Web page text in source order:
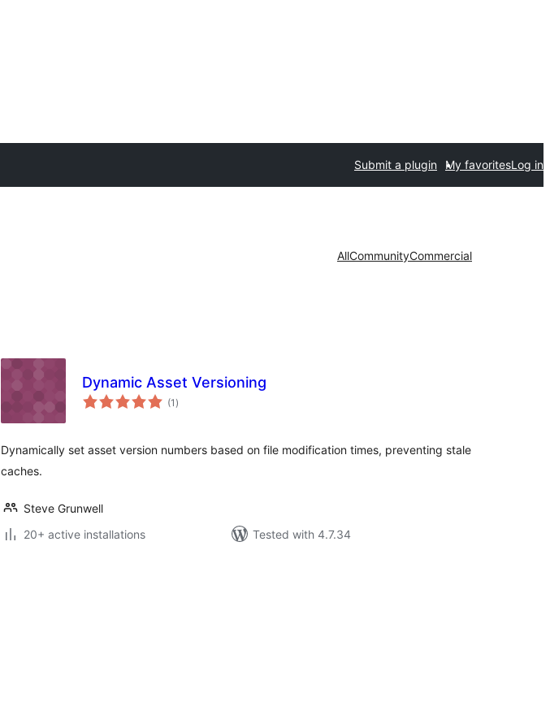
Submit a plugin My favoritesLog in
AllCommunityCommercial
Dynamic Asset Versioning
(1 total
ratings
)
Dynamically set asset version numbers based on file modification times, preventing stale
caches.
Steve Grunwell
20+ active installations
Tested with 4.7.34